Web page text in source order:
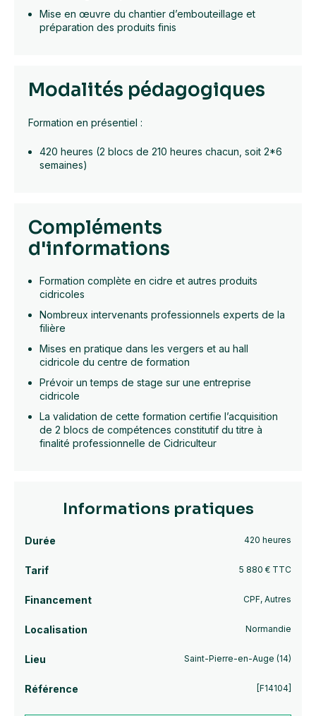
Mise en œuvre du chantier d’embouteillage et
préparation des produits finis
Modalités pédagogiques
Formation en présentiel :
420 heures (2 blocs de 210 heures chacun, soit 2*6
semaines)
Compléments
d'informations
Formation complète en cidre et autres produits
cidricoles
Nombreux intervenants professionnels experts de la
filière
Mises en pratique dans les vergers et au hall
cidricole du centre de formation
Prévoir un temps de stage sur une entreprise
cidricole
La validation de cette formation certifie l’acquisition
de 2 blocs de compétences constitutif du titre à
finalité professionnelle de Cidriculteur
Informations pratiques
Durée 420 heures
Tarif 5 880 € TTC
Financement CPF, Autres
Localisation Normandie
Lieu Saint-Pierre-en-Auge (14)
Référence [F14104]